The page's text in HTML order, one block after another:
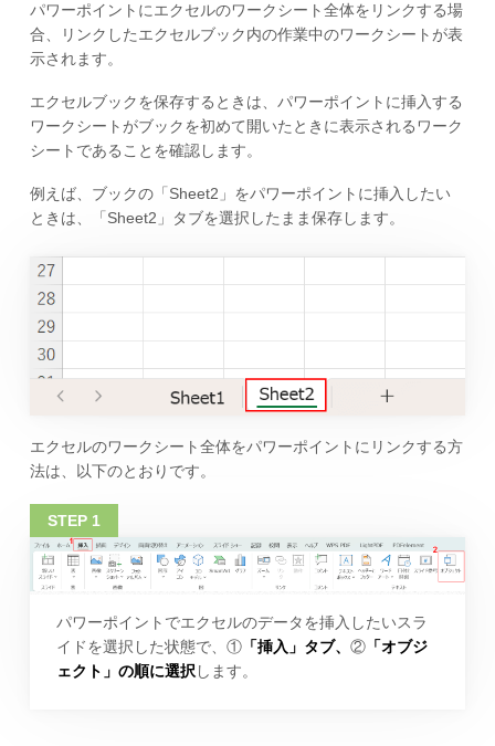
パワーポイントにエクセルのワークシート全体をリンクする場
合、リンクしたエクセルブック内の作業中のワークシートが表
示されます。
エクセルブックを保存するときは、パワーポイントに挿入する
ワークシートがブックを初めて開いたときに表示されるワーク
シートであることを確認します。
例えば、ブックの「Sheet2」をパワーポイントに挿入したい
ときは、「Sheet2」タブを選択したまま保存します。
エクセルのワークシート全体をパワーポイントにリンクする方
法は、以下のとおりです。
パワーポイントでエクセルのデータを挿入したいスラ
イドを選択した状態で、①「挿入」タブ、 ②「オブジ
ェクト」の順に選択します。